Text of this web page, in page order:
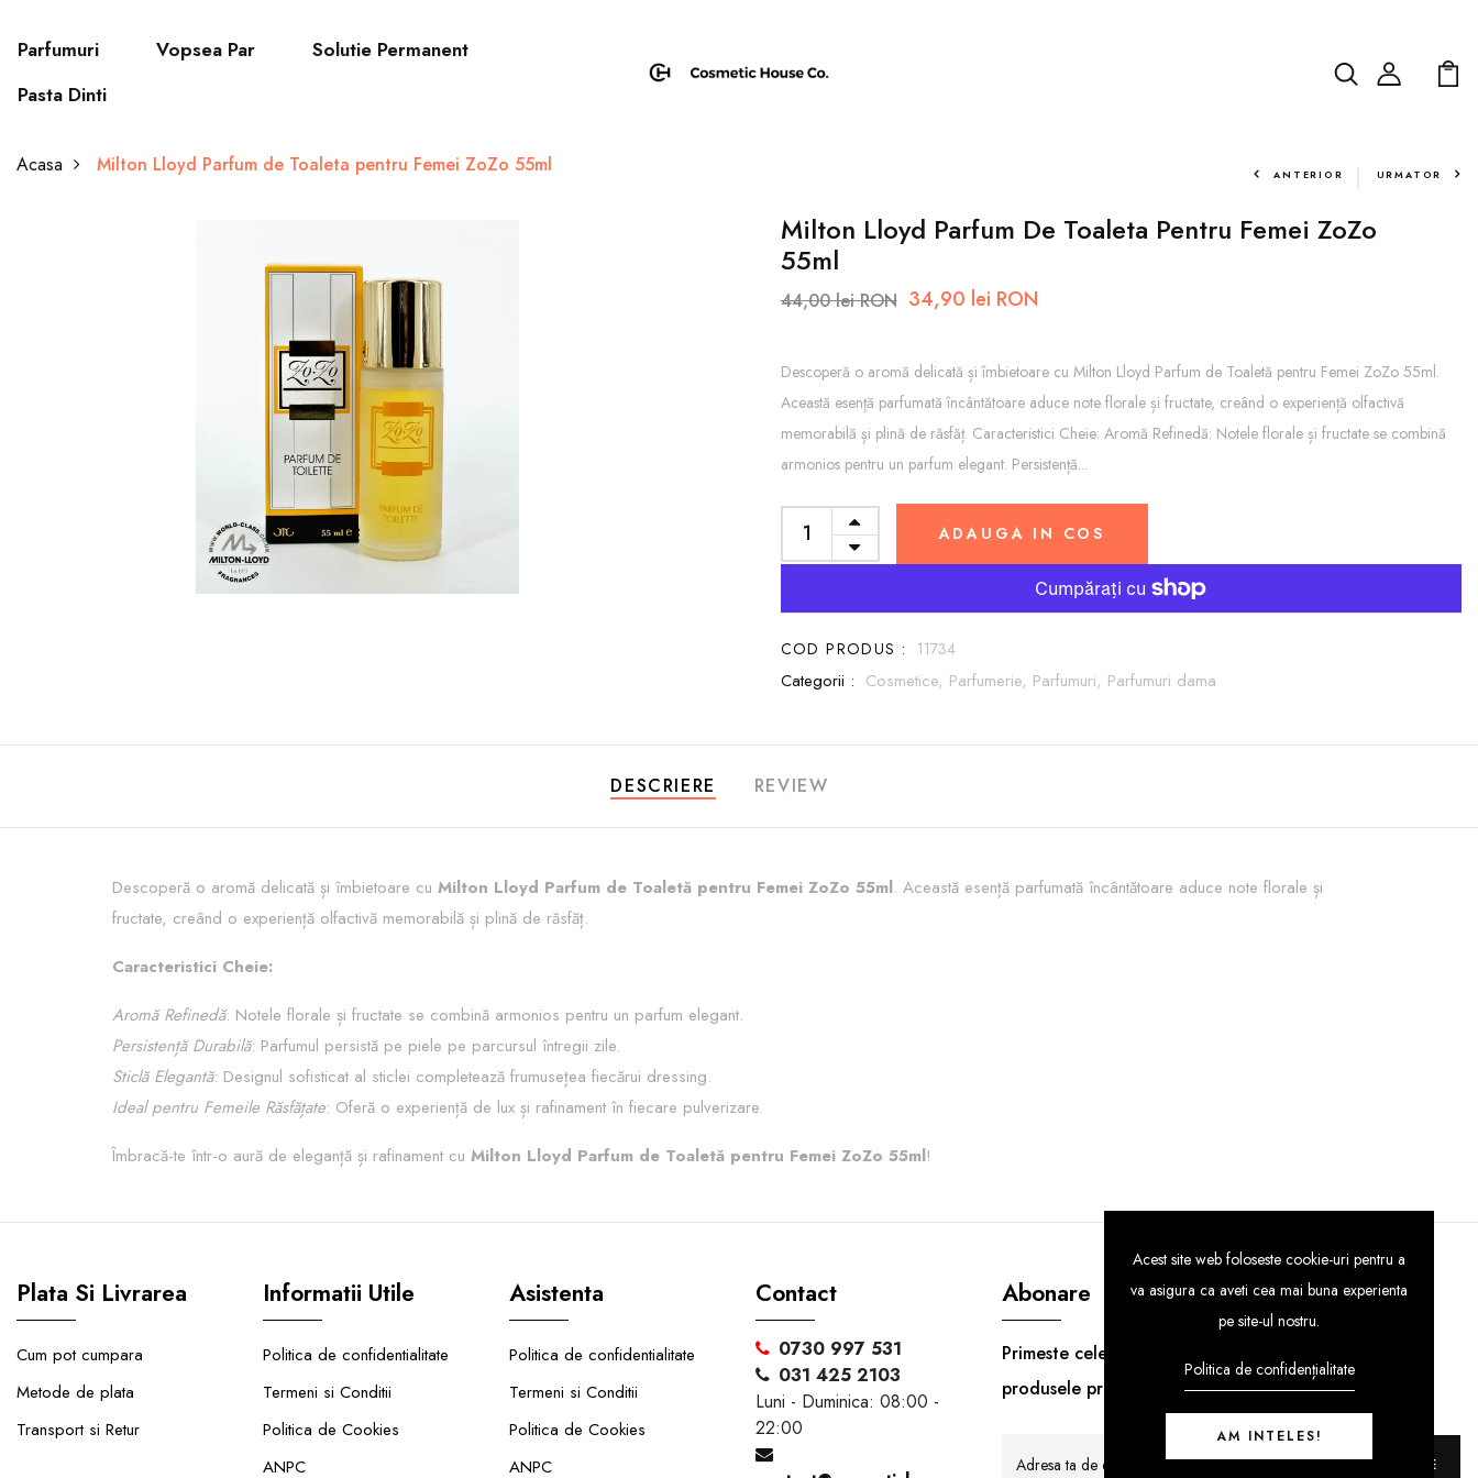
Parfumuri Vopsea Par
Solutie Permanent
Pasta Dinti
Acasa Milton Lloyd Parfum de Toaleta pentru Femei ZoZo 55ml ANTERIOR URMATOR
Milton Lloyd Parfum De Toaleta Pentru Femei ZoZo
55ml
44,00 lei RON 34,90 lei RON
Descoperă o aromă delicată și îmbietoare cu Milton Lloyd Parfum de Toaletă pentru Femei ZoZo 55ml.
Această esență parfumată încântătoare aduce note florale și fructate, creând o experiență olfactivă
memorabilă și plină de răsfăț. Caracteristici Cheie: Aromă Refinedă: Notele florale și fructate se combină
armonios pentru un parfum elegant. Persistență...
ADAUGA IN COS
COD PRODUS : 11734
Categorii : Cosmetice, Parfumerie, Parfumuri, Parfumuri dama
DESCRIERE REVIEW
Descoperă o aromă delicată și îmbietoare cu Milton Lloyd Parfum de Toaletă pentru Femei ZoZo 55ml. Această esență parfumată încântătoare aduce note florale și
fructate, creând o experiență olfactivă memorabilă și plină de răsfăț.
Caracteristici Cheie:
Aromă Refinedă: Notele florale și fructate se combină armonios pentru un parfum elegant.
Persistență Durabilă: Parfumul persistă pe piele pe parcursul întregii zile.
Sticlă Elegantă: Designul sofisticat al sticlei completează frumusețea fiecărui dressing.
Ideal pentru Femeile Răsfățate: Oferă o experiență de lux și rafinament în fiecare pulverizare.
Îmbracă-te într-o aură de eleganță și rafinament cu Milton Lloyd Parfum de Toaletă pentru Femei ZoZo 55ml!
Plata Si Livrarea
Cum pot cumpara
Metode de plata
Transport si Retur
Informatii Utile
Politica de confidentialitate
Termeni si Conditii
Politica de Cookies
ANPC
Asistenta
Politica de confidentialitate
Termeni si Conditii
Politica de Cookies
ANPC
Contact
0730 997 531
031 425 2103
Luni - Duminica: 08:00 -
22:00
Abonare
Primeste cele mai noi informatii despre
produsele premium!
ABONARE
Acest site web foloseste cookie-uri pentru a
va asigura ca aveti cea mai buna experienta
pe site-ul nostru.
Politica de confidențialitate
AM INTELES!